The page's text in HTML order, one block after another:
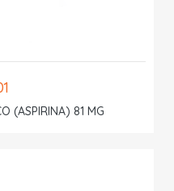
(ASPIRINA) 81 MG